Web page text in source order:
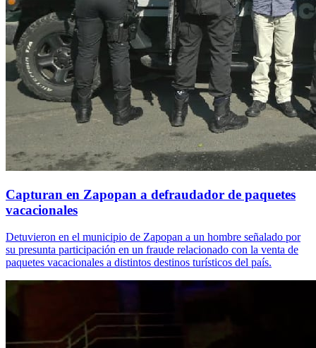
Capturan en Zapopan a defraudador de paquetes
vacacionales
Detuvieron en el municipio de Zapopan a un hombre señalado por
su presunta participación en un fraude relacionado con la venta de
paquetes vacacionales a distintos destinos turísticos del país.